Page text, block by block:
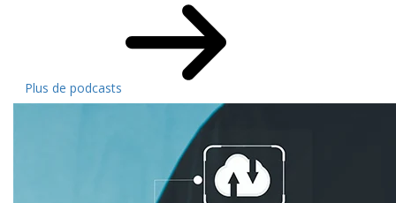
Plus de podcasts